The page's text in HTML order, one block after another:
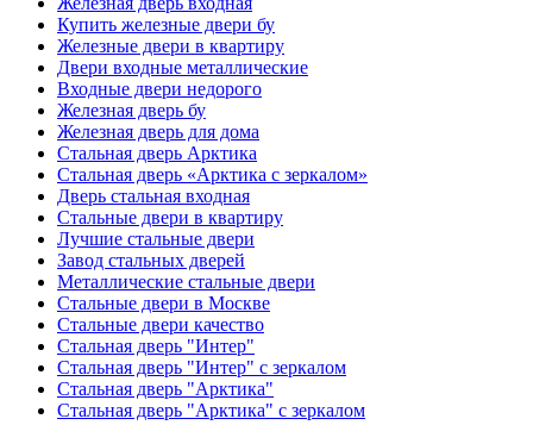
Купить железные двери бу
Железные двери в квартиру
Двери входные металлические
Входные двери недорого
Железная дверь бу
Железная дверь для дома
Стальная дверь Арктика
Стальная дверь «Арктика с зеркалом»
Дверь стальная входная
Стальные двери в квартиру
Лучшие стальные двери
Завод стальных дверей
Металлические стальные двери
Стальные двери в Москве
Стальные двери качество
Стальная дверь "Интер"
Стальная дверь "Интер" с зеркалом
Стальная дверь "Арктика"
Стальная дверь "Арктика" с зеркалом